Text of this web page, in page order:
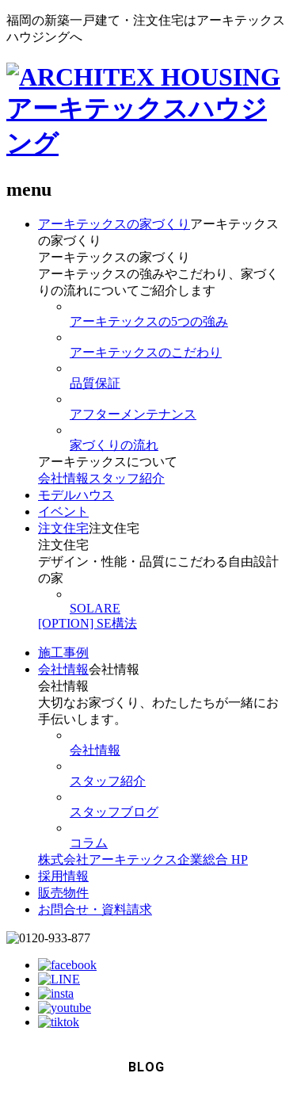
福岡の新築一戸建て・注文住宅はアーキテックス
ハウジングへ
menu
アーキテックスの家づくり アーキテックス
の家づくり
アーキテックスの家づくり
アーキテックスの強みやこだわり、家づく
りの流れについてご紹介します
アーキテックスの5つの強み
アーキテックスのこだわり
品質保証
アフターメンテナンス
家づくりの流れ
アーキテックスについて
会社情報 スタッフ紹介
モデルハウス
イベント
注文住宅注文住宅
注文住宅
デザイン・性能・品質にこだわる自由設計
の家
SOLARE
[OPTION] SE構法
施工事例
会社情報会社情報
会社情報
大切なお家づくり、わたしたちが一緒にお
手伝いします。
会社情報
スタッフ紹介
スタッフブログ
コラム
株式会社アーキテックス企業総合 HP
採用情報
販売物件
お問合せ・資料請求
BLOG